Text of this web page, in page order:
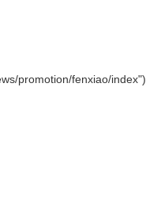
promotion/fenxiao/index")